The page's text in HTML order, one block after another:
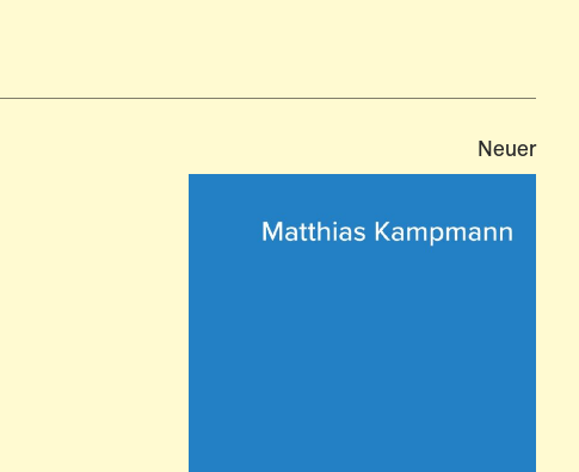
Neuer